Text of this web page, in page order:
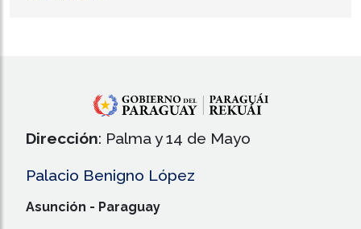
Dirección: Palma y 14 de Mayo
Palacio Benigno López
Asunción - Paraguay